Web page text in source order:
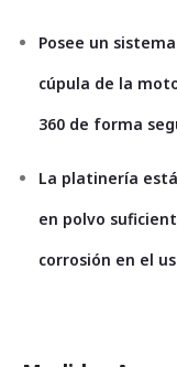
Posee un
cúpula de la
360 de forma
La platinería
en polvo
corrosión en el